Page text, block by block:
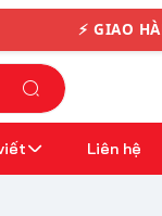
⚡ GIAO
Liên hệ